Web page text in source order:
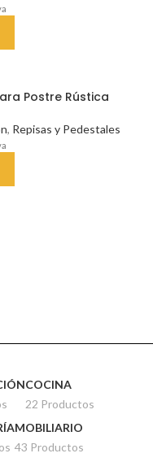
AL CARRITO
Postre Rústica
, Repisas y Pedestales
AL CARRITO
COCINA
22 Productos
MOBILIARIO
43 Productos